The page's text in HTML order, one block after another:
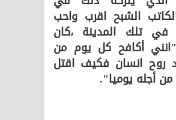
الشبح اقرب واحب
في تلك المدينة ،كان
أكافح كل يوم من
روح انسان فكيف اقتل
أجله يوميا".